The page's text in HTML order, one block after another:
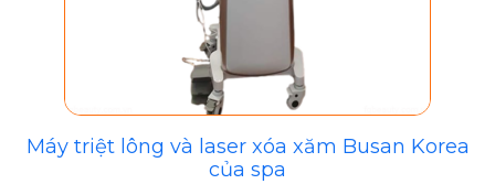
Máy triệt lông và laser xóa xăm Busan Korea
của spa